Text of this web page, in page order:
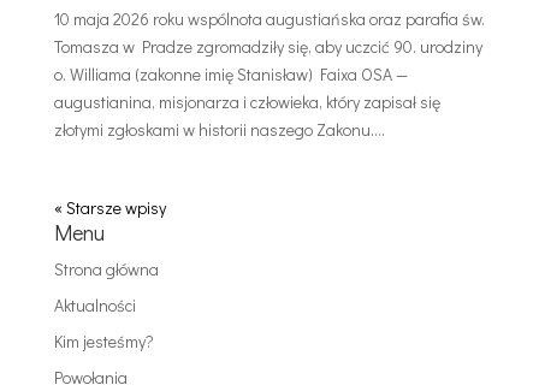
10 maja 2026 roku wspólnota augustiańska oraz parafia św.
Tomasza w Pradze zgromadziły się, aby uczcić 90. urodziny
o. Williama (zakonne imię Stanisław) Faixa OSA —
augustianina, misjonarza i człowieka, który zapisał się
złotymi zgłoskami w historii naszego Zakonu....
« Starsze wpisy
Menu
Strona główna
Aktualności
Kim jesteśmy?
Powołania